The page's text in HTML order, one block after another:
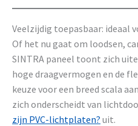
Veelzijdig toepasbaar: ideaal
Of het nu gaat om loodsen,
SINTRA paneel toont zich
hoge draagvermogen en de
keuze voor een breed scala
zich onderscheidt van
zijn PVC-lichtplaten? uit.